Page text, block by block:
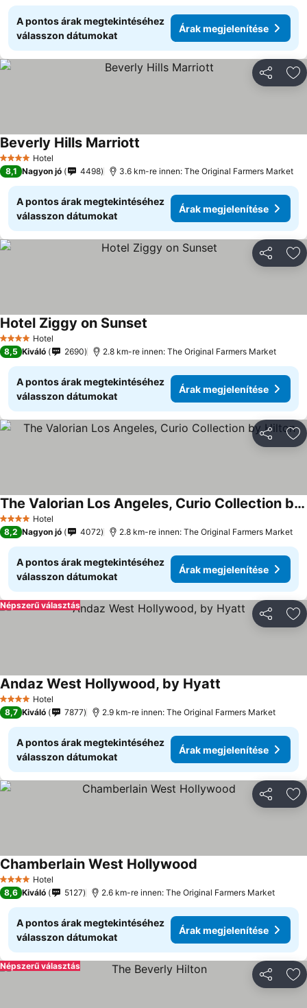
A pontos árak megtekintéséhez
válasszon dátumokat
Árak megjelenítése
4 KategóriaHotel
Beverly Hills Marriott
8,1 Nagyon jó 4498 3.6 km-re innen: The Original Farmers Market
A pontos árak megtekintéséhez
válasszon dátumokat
Árak megjelenítése
4 KategóriaHotel
Hotel Ziggy on Sunset
8,5 Kiváló 2690 2.8 km-re innen: The Original Farmers Market
A pontos árak megtekintéséhez
válasszon dátumokat
Árak megjelenítése
4 KategóriaHotel
The Valorian Los Angeles, Curio Collection by Hilton
8,2 Nagyon jó 4072 2.8 km-re innen: The Original Farmers Market
A pontos árak megtekintéséhez
válasszon dátumokat
Árak megjelenítése
Népszerű választás
4 KategóriaHotel
Andaz West Hollywood, by Hyatt
8,7 Kiváló 7877 2.9 km-re innen: The Original Farmers Market
A pontos árak megtekintéséhez
válasszon dátumokat
Árak megjelenítése
4 KategóriaHotel
Chamberlain West Hollywood
8,6 Kiváló 5127 2.6 km-re innen: The Original Farmers Market
A pontos árak megtekintéséhez
válasszon dátumokat
Árak megjelenítése
Népszerű választás